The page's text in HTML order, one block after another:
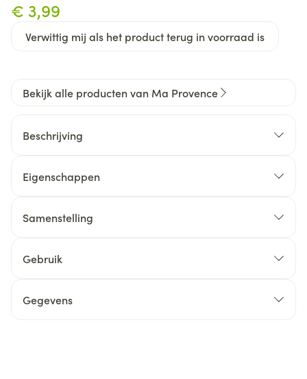
€ 3,99
Verwittig mij als het product terug in voorraad is
Bekijk alle producten van Ma Provence
Beschrijving
Eigenschappen
Samenstelling
Gebruik
Gegevens